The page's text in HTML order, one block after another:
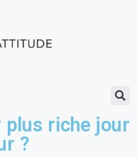
plus riche jour
?